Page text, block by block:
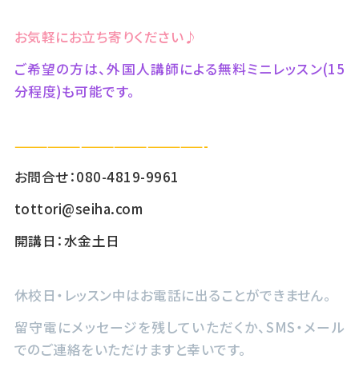
お気軽にお立ち寄りください♪
ご希望の方は、外国人講師による無料ミニレッスン(15
分程度)も可能です。
—————————————————-
お問合せ：080-4819-9961
tottori@seiha.com
開講日：水金土日
休校日・レッスン中はお電話に出ることができません。
留守電にメッセージを残していただくか、SMS・メール
でのご連絡をいただけますと幸いです。